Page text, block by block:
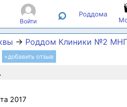
Войти ⌕ Роддома
→ Роддом Клиники №2
+добавить отзыв
2017